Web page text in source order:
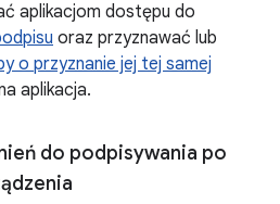
aplikacjom dostępu do
oraz przyznawać lub
o przyznanie jej tej samej
aplikacja.
do podpisywania po